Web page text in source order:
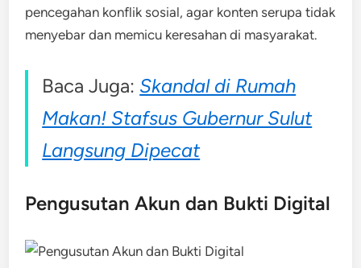
pencegahan konflik sosial, agar konten serupa tidak
menyebar dan memicu keresahan di masyarakat.
Baca Juga: Skandal di Rumah
Makan! Stafsus Gubernur Sulut
Langsung Dipecat
Pengusutan Akun dan Bukti Digital